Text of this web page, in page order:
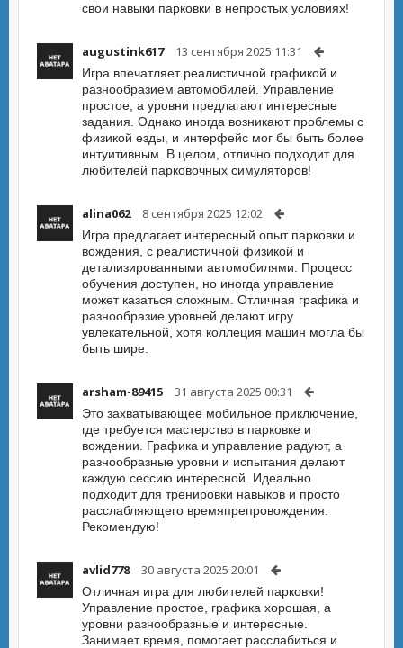
свои навыки парковки в непростых условиях!
augustink617 13 сентября 2025 11:31
Игра впечатляет реалистичной графикой и
разнообразием автомобилей. Управление
простое, а уровни предлагают интересные
задания. Однако иногда возникают проблемы с
физикой езды, и интерфейс мог бы быть более
интуитивным. В целом, отлично подходит для
любителей парковочных симуляторов!
alina062 8 сентября 2025 12:02
Игра предлагает интересный опыт парковки и
вождения, с реалистичной физикой и
детализированными автомобилями. Процесс
обучения доступен, но иногда управление
может казаться сложным. Отличная графика и
разнообразие уровней делают игру
увлекательной, хотя коллеция машин могла бы
быть шире.
arsham-89415 31 августа 2025 00:31
Это захватывающее мобильное приключение,
где требуется мастерство в парковке и
вождении. Графика и управление радуют, а
разнообразные уровни и испытания делают
каждую сессию интересной. Идеально
подходит для тренировки навыков и просто
расслабляющего времяпрепровождения.
Рекомендую!
avlid778 30 августа 2025 20:01
Отличная игра для любителей парковки!
Управление простое, графика хорошая, а
уровни разнообразные и интересные.
Занимает время, помогает расслабиться и